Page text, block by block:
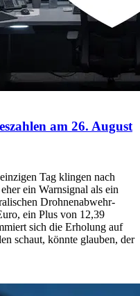
am 26. August
Tag klingen nach
ein Warnsignal als ein
Drohnenabwehr-
ein Plus von 12,39
sich die Erholung auf
schaut, könnte glauben, der